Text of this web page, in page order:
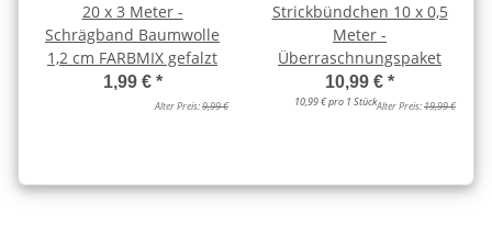
20 x 3 Meter -
Schrägband Baumwolle
1,2 cm FARBMIX gefalzt
1,99 € *
Alter Preis:9,99 €
Strickbündchen 10 x 0,5
Meter -
Überraschnungspaket
10,99 € *
10,99 € pro 1 StückAlter Preis:19,99 €